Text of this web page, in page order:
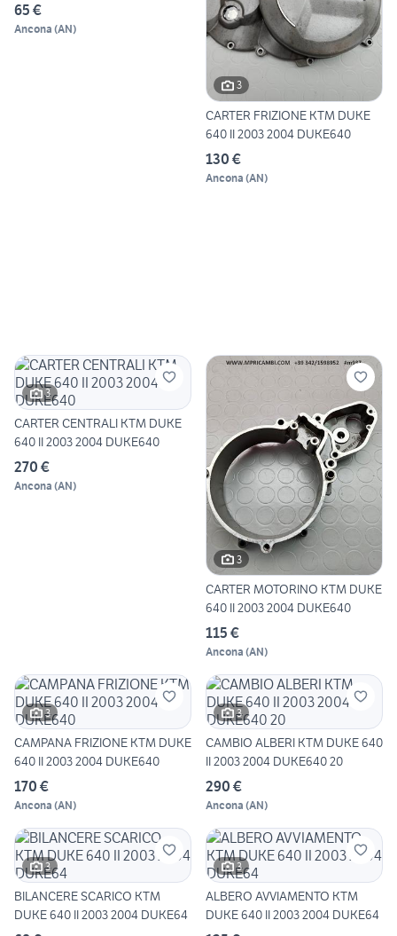
65 €
Ancona (AN)
3
CARTER FRIZIONE KTM DUKE
640 II 2003 2004 DUKE640
130 €
Ancona (AN)
3
CARTER CENTRALI KTM DUKE
640 II 2003 2004 DUKE640
270 €
Ancona (AN)
3
CARTER MOTORINO KTM DUKE
640 II 2003 2004 DUKE640
115 €
Ancona (AN)
3
CAMPANA FRIZIONE KTM DUKE
640 II 2003 2004 DUKE640
170 €
Ancona (AN)
3
CAMBIO ALBERI KTM DUKE 640
II 2003 2004 DUKE640 20
290 €
Ancona (AN)
3
BILANCERE SCARICO KTM
DUKE 640 II 2003 2004 DUKE64
3
ALBERO AVVIAMENTO KTM
DUKE 640 II 2003 2004 DUKE64